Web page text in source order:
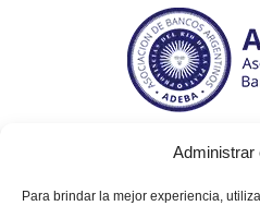
Administrar
Para brindar la mejor experiencia,
Tte. Gral. Juan Domingo
Bs. As.,